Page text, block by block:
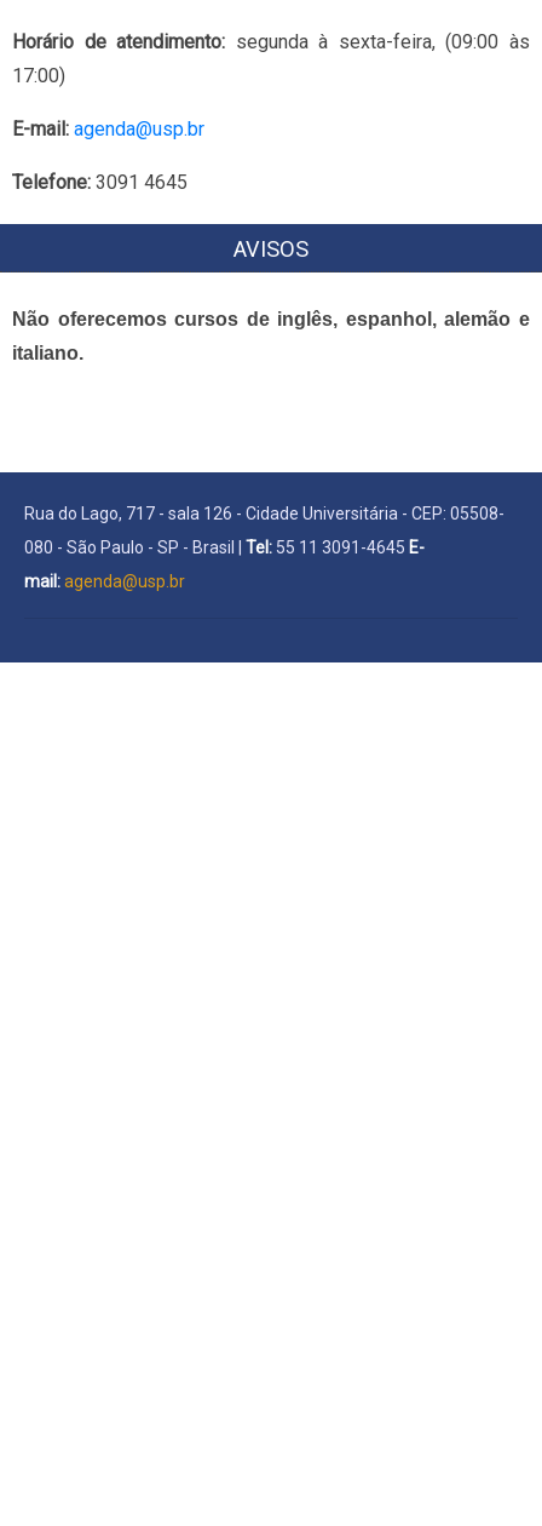
Horário de atendimento: segunda à sexta-feira, (09:00 às
17:00)
E-mail: agenda@usp.br
Telefone: 3091 4645
AVISOS
Não oferecemos cursos de inglês, espanhol, alemão e
italiano.
Rua do Lago, 717 - sala 126 - Cidade Universitária - CEP: 05508-
080 - São Paulo - SP - Brasil | Tel: 55 11 3091-4645 E-
mail:agenda@usp.br